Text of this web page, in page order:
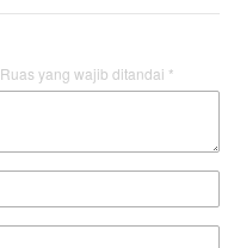
Ruas yang wajib ditandai *